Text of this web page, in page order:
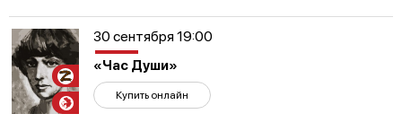
Участникам
СВО
30 сентября 19:00
«Час Души»
Купить онлайн